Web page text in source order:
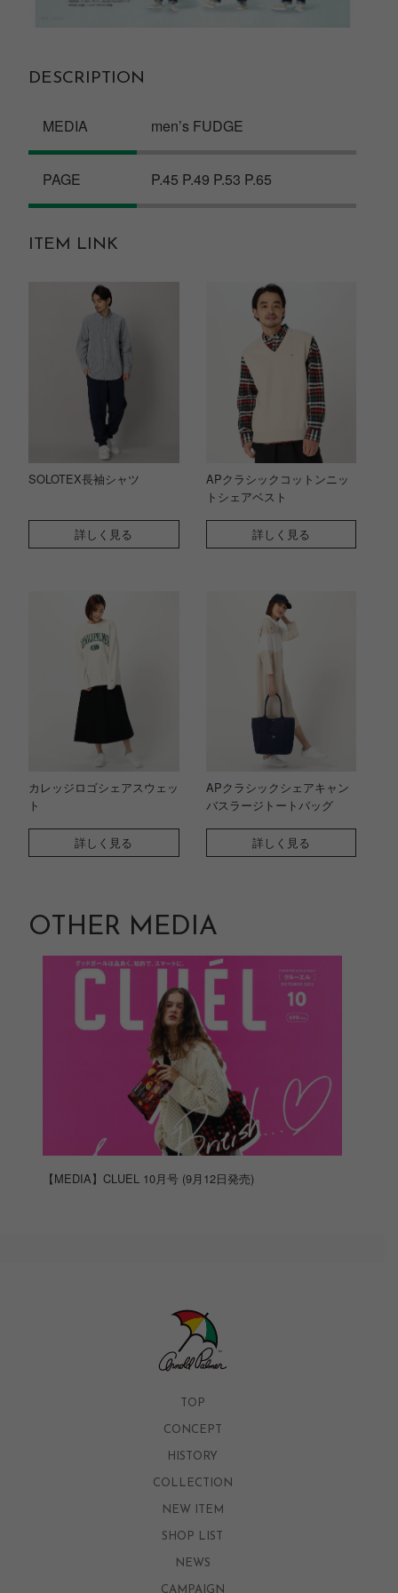
DESCRIPTION
MEDIA men’s FUDGE
PAGE P.45 P.49 P.53 P.65
ITEM LINK
SOLOTEX長袖シャツ
詳しく見る
APクラシックコットンニッ
トシェアベスト
詳しく見る
カレッジロゴシェアスウェッ
ト
詳しく見る
APクラシックシェアキャン
バスラージトートバッグ
詳しく見る
OTHER MEDIA
【MEDIA】CLUEL 10月号 (9月12日発売)
TOP
CONCEPT
HISTORY
COLLECTION
NEW ITEM
SHOP LIST
NEWS
CAMPAIGN